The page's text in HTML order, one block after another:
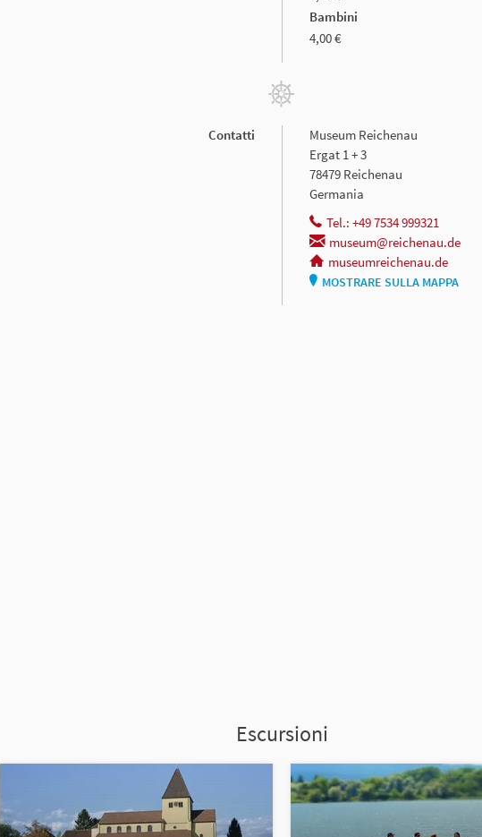
Bambini
4,00 €
Contatti
Museum Reichenau
Ergat 1 + 3
78479 Reichenau
Germania
Tel.: +49 7534 999321
museum@reichenau.de
museumreichenau.de
MOSTRARE SULLA MAPPA
Escursioni